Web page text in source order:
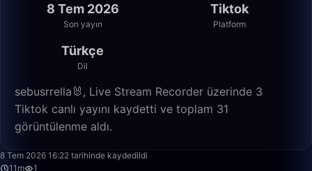
8 Tem 2026
Son yayın
Tiktok
Platform
Türkçe
Dil
sebusrrella🐰, Live Stream Recorder üzerinde 3
Tiktok canlı yayını kaydetti ve toplam 31
görüntülenme aldı.
8 Tem 2026 16:22 tarihinde kaydedildi
11m
1